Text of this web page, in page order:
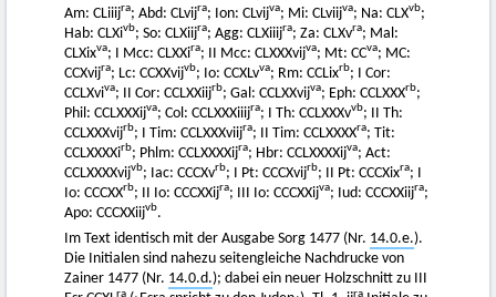
Am: CLiiijra; Abd: CLvijra; Ion: CLvijva; Mi: CLviijva; Na: CLXvb;
Hab: CLXivb; So: CLXiijra; Agg: CLXiiijra; Za: CLXvra; Mal:
CLXixva; I Mcc: CLXXira; II Mcc: CLXXXvijva; Mt: CCva; MC:
CCXvijra; Lc: CCXXvijvb; Io: CCXLvva; Rm: CCLixrb; I Cor:
CCLXviva; II Cor: CCLXXiijrb; Gal: CCLXXvijva; Eph: CCLXXXrb;
Phil: CCLXXXijva; Col: CCLXXXiiijra; I Th: CCLXXXvvb; II Th:
CCLXXXvijrb; I Tim: CCLXXXviijra; II Tim: CCLXXXXra; Tit:
CCLXXXXirb; Phlm: CCLXXXXijra; Hbr: CCLXXXXijva; Act:
CCLXXXXvijvb; Iac: CCCXvrb; I Pt: CCCXvijrb; II Pt: CCCXixra; I
Io: CCCXXrb; II Io: CCCXXijra; III Io: CCCXXijva; Iud: CCCXXiijra;
Apo: CCCXXiijvb.
Im Text identisch mit der Ausgabe Sorg 1477 (Nr. 14.0.e.).
Die Initialen sind nahezu seitengleiche Nachdrucke von
Zainer 1477 (Nr. 14.0.d.); dabei ein neuer Holzschnitt zu III
ra ra